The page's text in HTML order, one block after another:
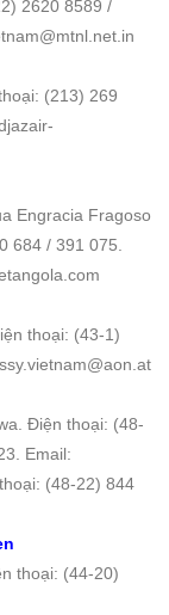
2620 8589 /
(213) 269
Engracia Fragoso
684 / 391 075.
thoại: (43-1)
Ðiện thoại: (48-
Email:
(48-22) 844
thoại: (44-20)